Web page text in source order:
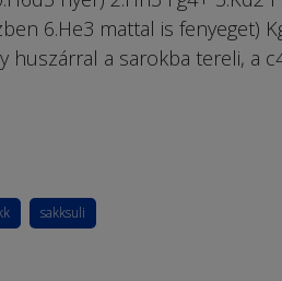
6.He3 mattal is fenyeget)
huszárral a sarokba tereli, a
sakksuli